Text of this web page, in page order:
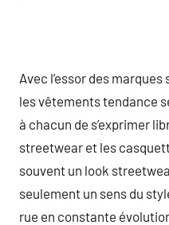
Avec l’essor des
les vêtements tendance
à chacun de s’exprimer
streetwear et les
souvent un look
seulement un sens du
rue en constante